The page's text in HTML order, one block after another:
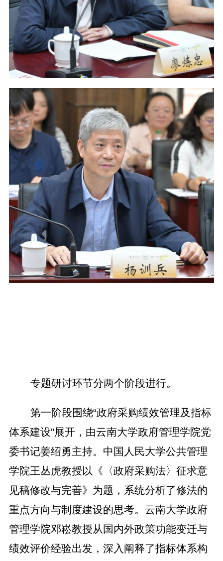
专题研讨环节分两个阶段进行。
第一阶段围绕“政府采购绩效管理及指标
体系建设”展开，由云南大学政府管理学院党
委书记姜绍勇主持。中国人民大学公共管理
学院王丛虎教授以《〈政府采购法〉征求意
见稿修改与完善》为题，系统分析了修法的
重点方向与制度建设的思考。 云南大学政府
管理学院邓崧教授从国内外政策功能变迁与
绩效评价经验出发，深入阐释了指标体系构